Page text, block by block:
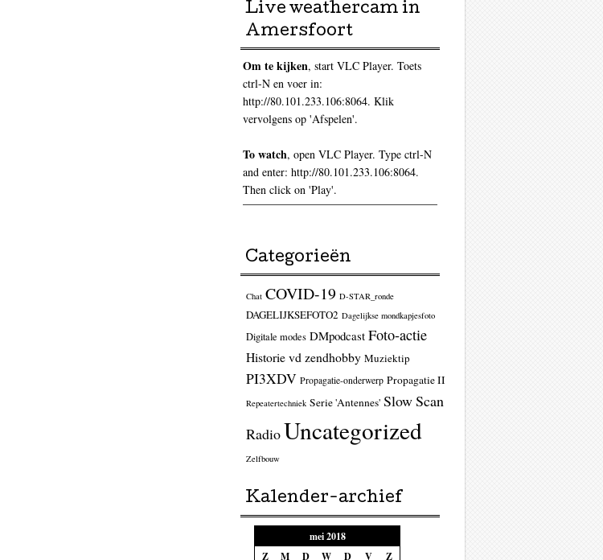
Live weathercam in
Amersfoort
Om te kijken, start VLC Player. Toets
ctrl-N en voer in:
http://80.101.233.106:8064. Klik
vervolgens op 'Afspelen'.
To watch, open VLC Player. Type ctrl-N
and enter: http://80.101.233.106:8064.
Then click on 'Play'.
Categorieën
Chat COVID-19 D-STAR_ronde
DAGELIJKSEFOTO2 Dagelijkse mondkapjesfoto
Digitale modes DMpodcast Foto-actie
Historie vd zendhobby Muziektip
PI3XDV Propagatie-onderwerp Propagatie II
Repeatertechniek Serie 'Antennes' Slow Scan
RadioUncategorized
Zelfbouw
Kalender-archief
mei 2018
Z
M D W D V Z